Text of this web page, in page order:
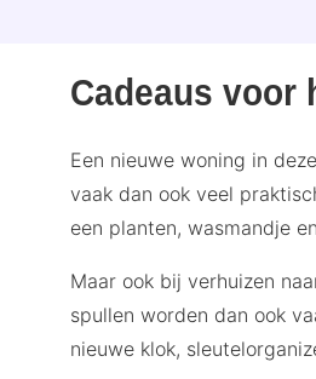
Cadeaus voor
Een nieuwe woning in
vaak dan ook veel
een planten, wasmandje
Maar ook bij verhuizen
spullen worden dan ook
nieuwe klok,